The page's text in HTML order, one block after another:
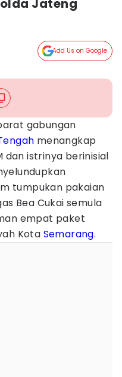
Jateng
Add Us on Google
gabungan
menangkap
dan istrinya berinisial
tumpukan pakaian
Bea Cukai semula
empat paket
Kota Semarang.